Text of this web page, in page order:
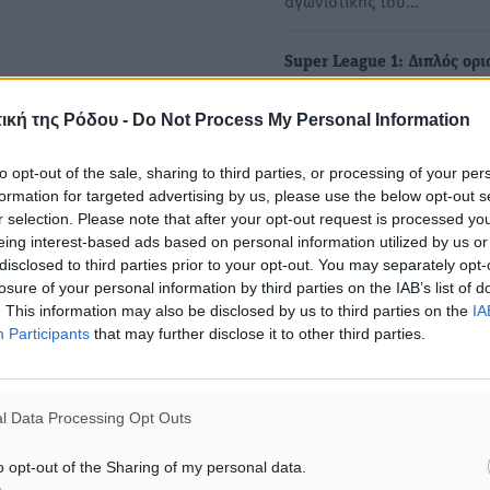
της Ρόδου - Do Not Process My Personal Information
opt-out of the sale, sharing to third parties, or processing of your
for targeted advertising by us, please use the below opt-out
selection. Please note that after your opt-out request is processed
interest-based ads based on personal information utilized by us
to third parties prior to your opt-out. You may separately
of your personal information by third parties on the IAB’s list of
This information may also be disclosed by us to third parties on the
Participants that may further disclose it to other third parties.
Data Processing Opt Outs
opt-out of the Sharing of my personal data.
Super League 1: Διπλός
Ανακοινώθηκαν από την
αναμετρήσεων της 16ης
αγωνιστικής του…
ΕΠΙΣΗΣ
· 16:57